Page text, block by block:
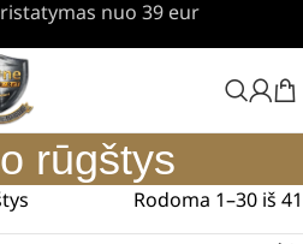
nuo 39 eur
rūgštys
Rodoma 1–30 iš 41